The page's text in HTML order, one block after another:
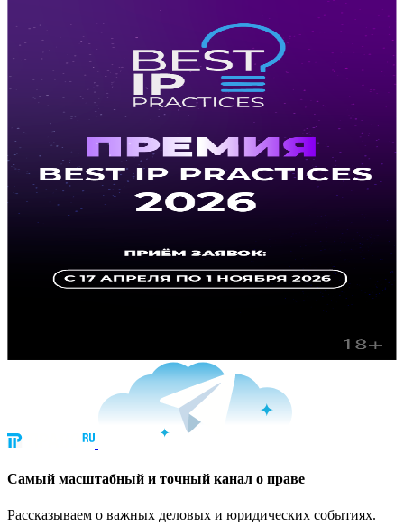
Cамый масштабный и точный канал о праве
Рассказываем о важных деловых и юридических событиях.